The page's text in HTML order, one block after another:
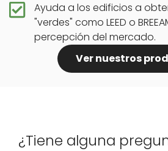
Ayuda a los edificios a
"verdes" como LEED o
percepción del mercado.
Ver nuestros
¿Tiene alguna